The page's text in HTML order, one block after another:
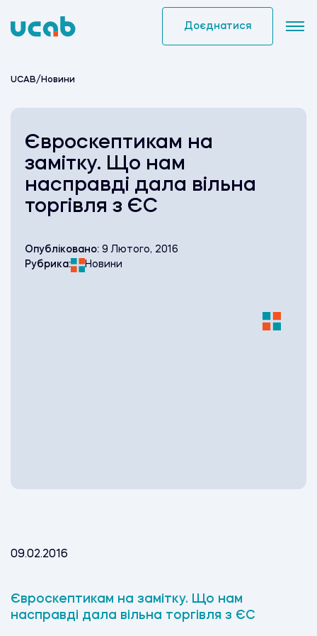
to
Доєднатися
UCAB/ Новини
Євроскептикам на
замітку. Що нам
насправді дала вільна
торгівля з ЄС
Опубліковано: 9 Лютого, 2016
Рубрика:
Новини
09.02.2016
Євроскептикам на замітку. Що нам
насправді дала вільна торгівля з ЄС